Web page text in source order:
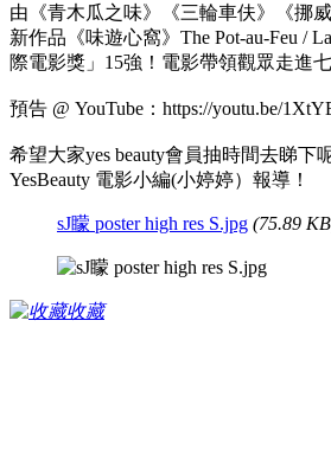
由《青木瓜之味》《三輪車伕》《挪
新作品《味遊心窩》The Pot-au-Feu /
際電影獎」15強！電影帶領觀眾走進
預告 @ YouTube：https://youtu.be/
希望大家yes beauty會員抽時間去睇下
YesBeauty 電影小編(小婷婷）報導！
sJ矇 poster high res S.jpg (75.89
收藏